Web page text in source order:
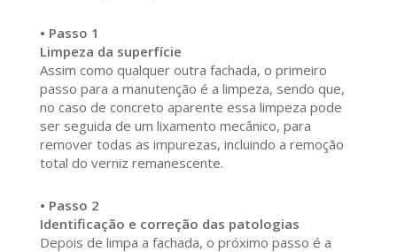
• Passo 1
Limpeza da superfície
Assim como qualquer outra fachada, o primeiro
passo para a manutenção é a limpeza, sendo que,
no caso de concreto aparente essa limpeza pode
ser seguida de um lixamento mecânico, para
remover todas as impurezas, incluindo a remoção
total do verniz remanescente.
• Passo 2
Identificação e correção das patologias
Depois de limpa a fachada, o próximo passo é a